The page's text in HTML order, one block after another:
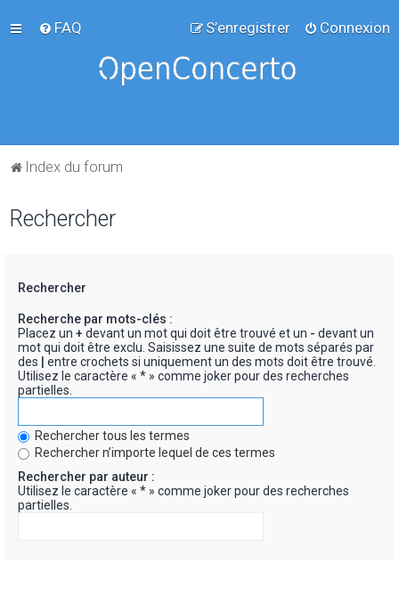
FAQ Connexion
S’enregistrer
Index du forum
Rechercher
Rechercher
Recherche par mots-clés :
Placez un + devant un mot qui doit être trouvé et un - devant un
mot qui doit être exclu. Saisissez une suite de mots séparés par
des
entre crochets si uniquement un des mots doit être trouvé.
Utilisez le caractère « * » comme joker pour des recherches
partielles.
Rechercher tous les termes
Rechercher n’importe lequel de ces termes
Rechercher par auteur :
Utilisez le caractère « * » comme joker pour des recherches
partielles.